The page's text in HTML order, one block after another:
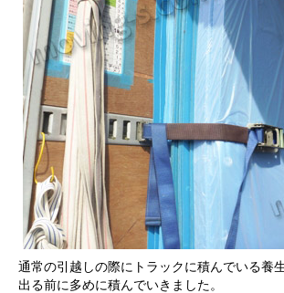
通常の引越しの際にトラックに積んでいる養
出る前に多めに積んでいきました。